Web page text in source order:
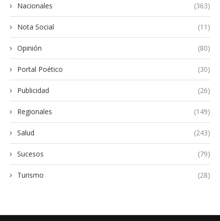
Nacionales (363)
Nota Social (11)
Opinión (80)
Portal Poético (30)
Publicidad (26)
Regionales (149)
Salud (243)
Sucesos (79)
Turismo (28)